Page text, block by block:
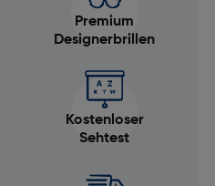
Premium
Designerbrillen
Kostenloser
Sehtest